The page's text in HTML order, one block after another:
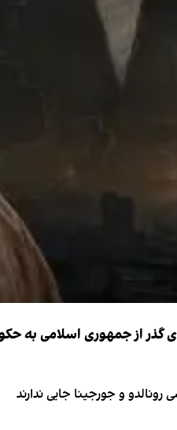
گذر از جمهوری اسلامی به